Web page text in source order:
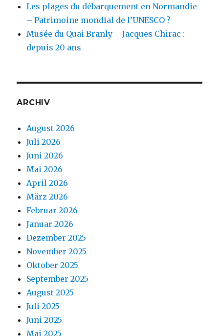
Les plages du débarquement en Normandie
– Patrimoine mondial de l’UNESCO ?
Musée du Quai Branly – Jacques Chirac :
depuis 20 ans
ARCHIV
August 2026
Juli 2026
Juni 2026
Mai 2026
April 2026
März 2026
Februar 2026
Januar 2026
Dezember 2025
November 2025
Oktober 2025
September 2025
August 2025
Juli 2025
Juni 2025
Mai 2025